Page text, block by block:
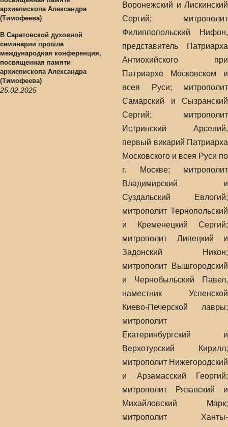
В Саратовской духовной
семинарии прошла
международная конференция,
посвященная памяти
архиепископа Александра
(Тимофеева)
25.02.2025
Воронежский и Лискинский
Сергий; митрополит
Филиппопольский Нифон,
представитель Патриарха
Антиохийского при
Патриархе Московском и
всея Руси; митрополит
Самарский и Сызранский
Сергий; митрополит
Истринский Арсений,
первый викарий Патриарха
Московского и всея Руси по
г. Москве; митрополит
Владимирский и
Суздальский Евлогий;
митрополит Тернопольский
и Кременецкий Сергий;
митрополит Липецкий и
Задонский Никон;
митрополит Вышгородский
и Чернобыльский Павел,
наместник Успенской
Киево-Печерской лавры;
митрополит
Екатеринбургский и
Верхотурский Кирилл;
митрополит Нижегородский
и Арзамасский Георгий;
митрополит Рязанский и
Михайловский Марк;
митрополит Ханты-